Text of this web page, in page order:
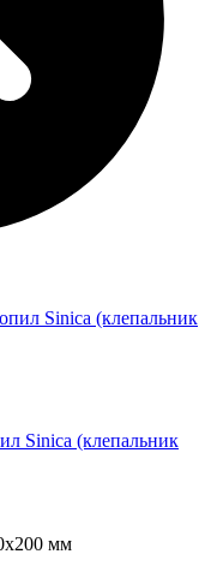
Sinica (клепальник
мм